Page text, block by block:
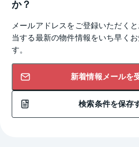
か？
メールアドレスをご登録いただく
当する最新の物件情報をいち早く
す。
新着情報メールを
検索条件を保存